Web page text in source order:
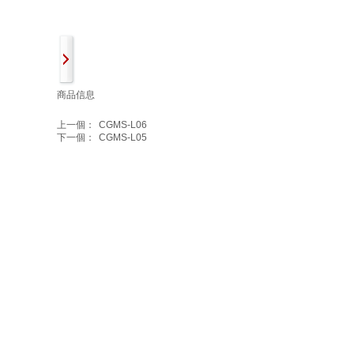
商品信息
上一個：
CGMS-L06
下一個：
CGMS-L05